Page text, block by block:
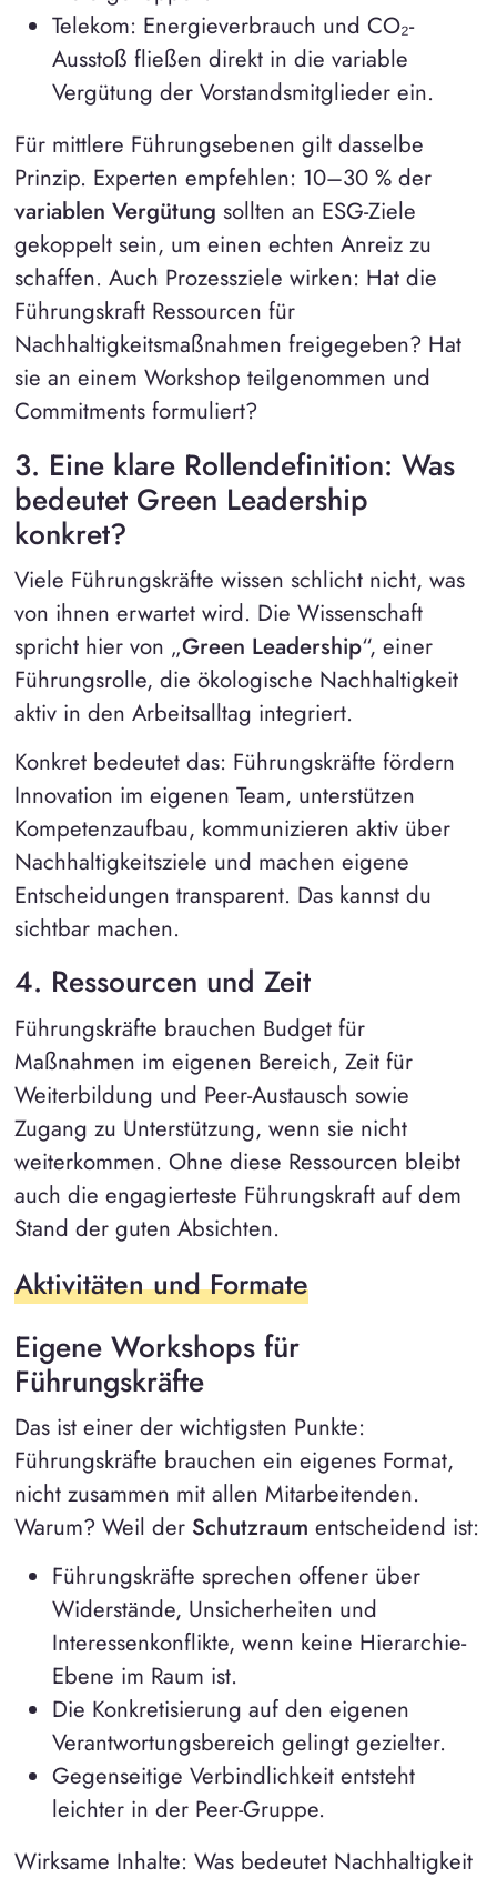
Telekom: Energieverbrauch und CO₂-
Ausstoß fließen direkt in die variable
Vergütung der Vorstandsmitglieder ein.
Für mittlere Führungsebenen gilt dasselbe
Prinzip. Experten empfehlen: 10–30 % der
variablen Vergütung sollten an ESG-Ziele
gekoppelt sein, um einen echten Anreiz zu
schaffen. Auch Prozessziele wirken: Hat die
Führungskraft Ressourcen für
Nachhaltigkeitsmaßnahmen freigegeben? Hat
sie an einem Workshop teilgenommen und
Commitments formuliert?
3. Eine klare Rollendefinition: Was
bedeutet Green Leadership
konkret?
Viele Führungskräfte wissen schlicht nicht, was
von ihnen erwartet wird. Die Wissenschaft
spricht hier von „Green Leadership“, einer
Führungsrolle, die ökologische Nachhaltigkeit
aktiv in den Arbeitsalltag integriert.
Konkret bedeutet das: Führungskräfte fördern
Innovation im eigenen Team, unterstützen
Kompetenzaufbau, kommunizieren aktiv über
Nachhaltigkeitsziele und machen eigene
Entscheidungen transparent. Das kannst du
sichtbar machen.
4. Ressourcen und Zeit
Führungskräfte brauchen Budget für
Maßnahmen im eigenen Bereich, Zeit für
Weiterbildung und Peer-Austausch sowie
Zugang zu Unterstützung, wenn sie nicht
weiterkommen. Ohne diese Ressourcen bleibt
auch die engagierteste Führungskraft auf dem
Stand der guten Absichten.
Aktivitäten und Formate
Eigene Workshops für
Führungskräfte
Das ist einer der wichtigsten Punkte:
Führungskräfte brauchen ein eigenes Format,
nicht zusammen mit allen Mitarbeitenden.
Warum? Weil der Schutzraum entscheidend ist:
Führungskräfte sprechen offener über
Widerstände, Unsicherheiten und
Interessenkonflikte, wenn keine Hierarchie-
Ebene im Raum ist.
Die Konkretisierung auf den eigenen
Verantwortungsbereich gelingt gezielter.
Gegenseitige Verbindlichkeit entsteht
leichter in der Peer-Gruppe.
Wirksame Inhalte: Was bedeutet Nachhaltigkeit